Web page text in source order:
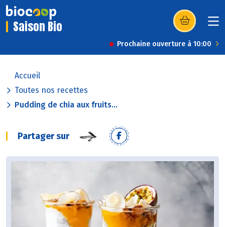
Saison Bio (s’ouvre dans
Prochaine ouverture à 10:00
Accueil
Toutes nos recettes
Pudding de chia aux fruits...
Partager sur